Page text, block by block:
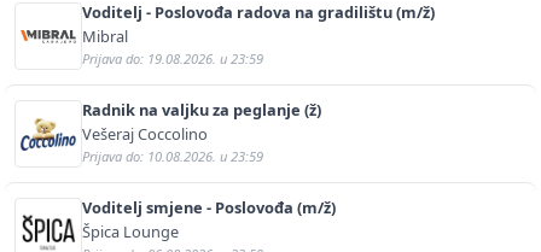
Voditelj - Poslovođa radova na gradilištu (m/ž)
Mibral
Prijava do: 19.08.2026. u 23:59
Radnik na valjku za peglanje (ž)
Vešeraj Coccolino
Prijava do: 10.08.2026. u 23:59
Voditelj smjene - Poslovođa (m/ž)
Špica Lounge